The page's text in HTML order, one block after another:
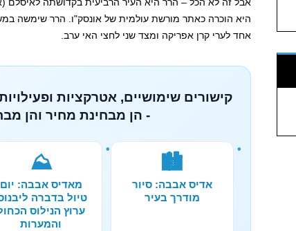
היא הוכרה כאתר מורשת עולמית של אונסק"ו. הרר שימשה
אחד לערי קרן אפריקה ומצד שני לחצי האי ערב.
קישורים שימושיים, אטרקציות
- הן מבחינת מחיר והן
🏙️
אדיס אבבה: סיור
מודרך בעיר
⛰️
מאדיס אבבה: יום
טיול בדברה
ערוץ הנילוס
והמערות